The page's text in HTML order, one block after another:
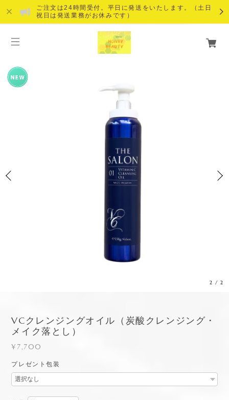
ご注文は24時間受付。平日に発送をいたします。（土日
祝日は発送業務がお休みです）
2 /2
VCクレンジングオイル（炭酸クレンジング・
メイク落とし）
¥7,700
プレゼント包装